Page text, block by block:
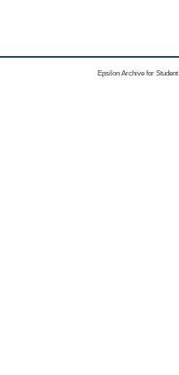
Epsilon Archive for